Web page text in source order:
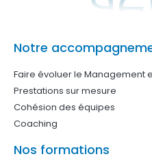
Notre
Faire évoluer le Management
Prestations sur mesure
Cohésion des équipes
Coaching
Nos formations